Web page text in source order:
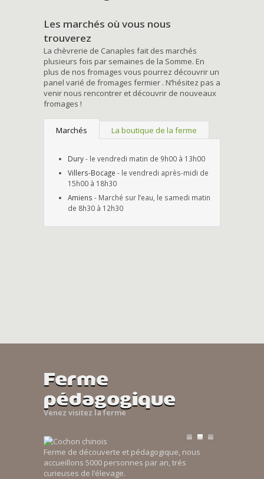
Les marchés où vous nous
trouverez
La chèvrerie de Canaples fait des marchés
plusieurs fois par semaines de la Somme. En
plus de nos fromages vous pourrez découvrir un
panel varié de fromages fermier . N’hésitez pas a
venir nous rencontrer et découvrir de nouveaux
fromages !
Marchés La boutique de la ferme
Dury- le vendredi matin de 9h00 à 13h00
Villers-Bocage - le vendredi après-midi de
15h00 à 18h30
Amiens - Marché sur l’eau, le samedi matin
de 8h30 à 12h30
Ferme
pédagogique
Venez visitez la ferme
Ferme de découverte et pédagogique, nous
accueillons 5000 personnes par an, trés
curieuses de l’élevage.